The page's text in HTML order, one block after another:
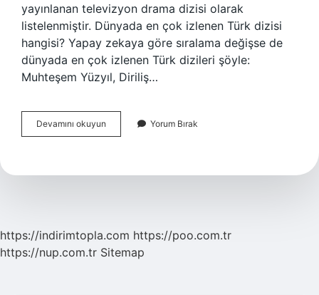
yayınlanan televizyon drama dizisi olarak
listelenmiştir. Dünyada en çok izlenen Türk dizisi
hangisi? Yapay zekaya göre sıralama değişse de
dünyada en çok izlenen Türk dizileri şöyle:
Muhteşem Yüzyıl, Diriliş…
Devamını okuyun Türkiyenin
En
Kaç
Yorum Bırak
https://indirimtopla.com https://poo.com.tr
https://nup.com.tr Sitemap